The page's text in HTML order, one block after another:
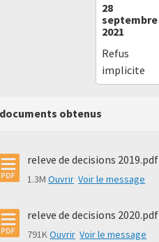
28
septembre
2021
Refus
implicite
obtenus
releve de decisions 2019.pdf
1.3MOuvrir Voir le message
releve de decisions 2020.pdf
791KOuvrir Voir le message